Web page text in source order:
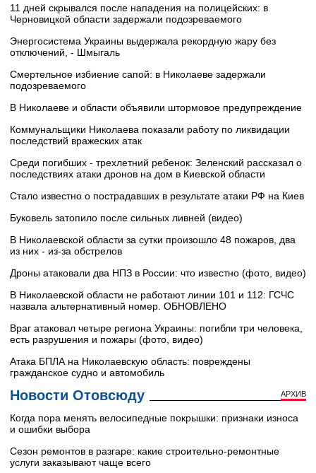
11 дней скрывался после нападения на полицейских: в
Черновицкой области задержали подозреваемого
Энергосистема Украины выдержала рекордную жару без
отключений, - Шмыгаль
Смертельное избиение сапой: в Николаеве задержали
подозреваемого
В Николаеве и области объявили штормовое предупреждение
Коммунальщики Николаева показали работу по ликвидации
последствий вражеских атак
Среди погибших - трехлетний ребенок: Зеленский рассказал о
последствиях атаки дронов на дом в Киевской области
Стало известно о пострадавших в результате атаки РФ на Киев
Буковель затопило после сильных ливней (видео)
В Николаевской области за сутки произошло 48 пожаров, два
из них - из-за обстрелов
Дроны атаковали два НПЗ в России: что известно (фото, видео)
В Николаевской области не работают линии 101 и 112: ГСЧС
назвала альтернативный номер. ОБНОВЛЕНО
Враг атаковал четыре региона Украины: погибли три человека,
есть разрушения и пожары (фото, видео)
Атака БПЛА на Николаевскую область: повреждены
гражданское судно и автомобиль
Новости Отовсюду АРХИВ
Когда пора менять велосипедные покрышки: признаки износа
и ошибки выбора
Сезон ремонтов в разгаре: какие строительно-ремонтные
услуги заказывают чаще всего